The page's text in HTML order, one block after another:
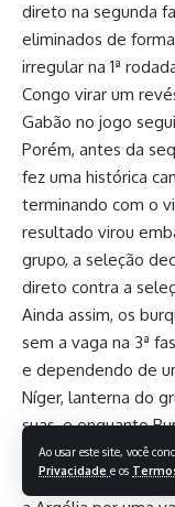
Ao usar este site, você
Privacidade e os
direto na segunda
eliminados de
irregular na 1ª
Congo virar um
Gabão no jogo
Porém, antes da
fez uma histórica
terminando com o
resultado virou
grupo, a seleção
direto contra a
Ainda assim, os
sem a vaga na 3ª
e dependendo de
Níger, lanterna do
suas, e enquanto
ficou duas vezes
entregando a